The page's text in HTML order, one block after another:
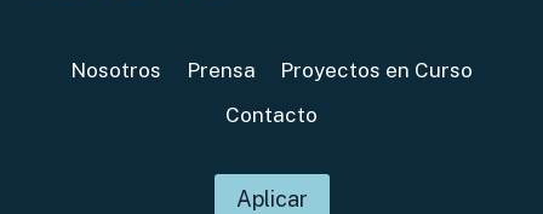
Nosotros Prensa
Proyectos en Curso
Contacto
Aplicar